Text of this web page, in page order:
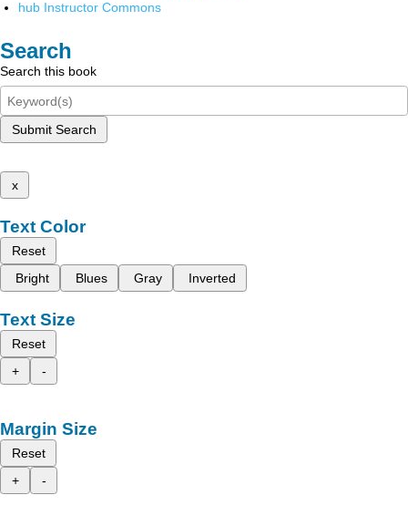
hub Instructor Commons
Search
Search this book
Submit Search
x
Text Color
Reset
Bright
Blues Gray Inverted
Text Size
Reset
+
-
Margin Size
Reset
+
-